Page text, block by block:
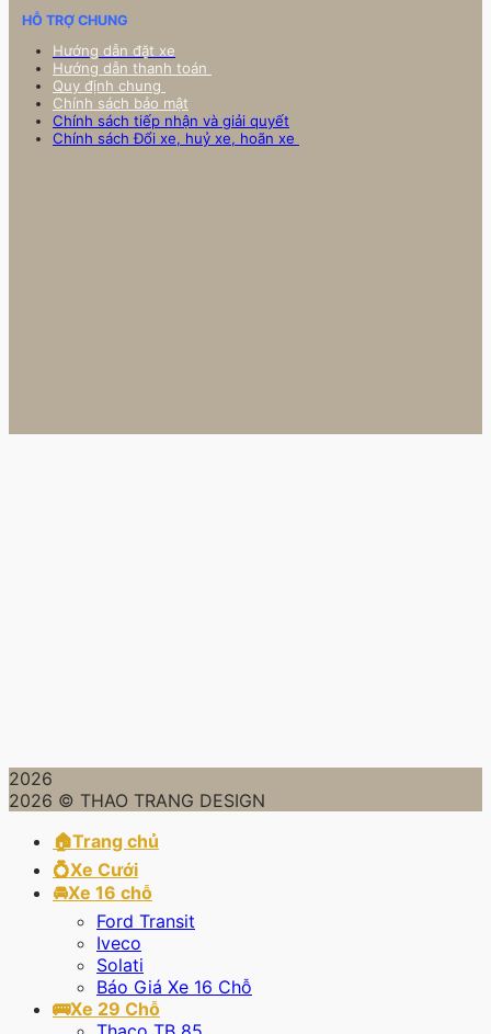
HỖ TRỢ CHUNG
Hướng dẫn đặt xe
Hướng dẫn thanh toán
Quy định chung
Chính sách bảo mật
Chính sách tiếp nhận và giải quyết
Chính sách Đổi xe, huỷ xe, hoãn xe
2026
2026 © THAO TRANG DESIGN
🏠Trang chủ
💍Xe Cưới
🚘Xe 16 chỗ
Ford Transit
Iveco
Solati
Báo Giá Xe 16 Chỗ
🚌Xe 29 Chỗ